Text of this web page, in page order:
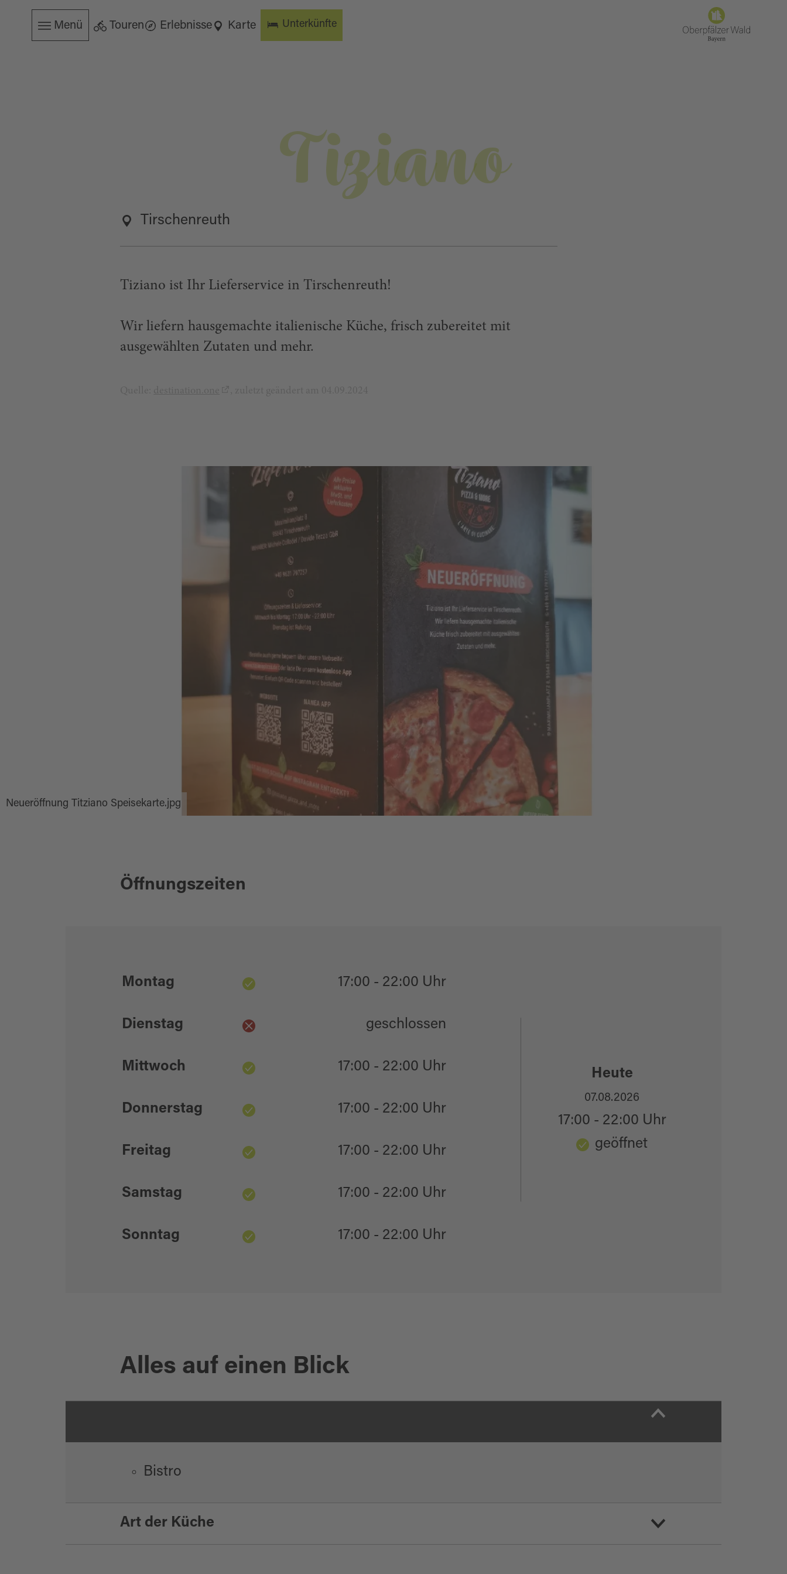
Menü Touren Erlebnisse Karte Unterkünfte
Tiziano
Tirschenreuth
Tiziano ist Ihr Lieferservice in Tirschenreuth!
Wir liefern hausgemachte italienische Küche, frisch zubereitet mit
ausgewählten Zutaten und mehr.
Neueröffnung Titziano Speisekarte.jpg
Öffnungszeiten
Montag 17:00 - 22:00 Uhr
Dienstag geschlossen
Mittwoch 17:00 - 22:00 Uhr
Donnerstag 17:00 - 22:00 Uhr
Freitag 17:00 - 22:00 Uhr
Samstag 17:00 - 22:00 Uhr
Sonntag 17:00 - 22:00 Uhr
Heute
07.08.2026
17:00 - 22:00 Uhr
geöffnet
Alles auf einen Blick
Bistro
Art der Küche